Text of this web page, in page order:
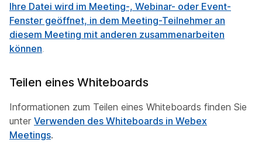
Ihre Datei wird im Meeting-, Webinar- oder Event-
Fenster geöffnet, in dem Meeting-Teilnehmer an
diesem Meeting mit anderen zusammenarbeiten
können
Teilen eines Whiteboards
Informationen zum Teilen eines Whiteboards finden Sie
unter Verwenden des Whiteboards in Webex
Meetings.